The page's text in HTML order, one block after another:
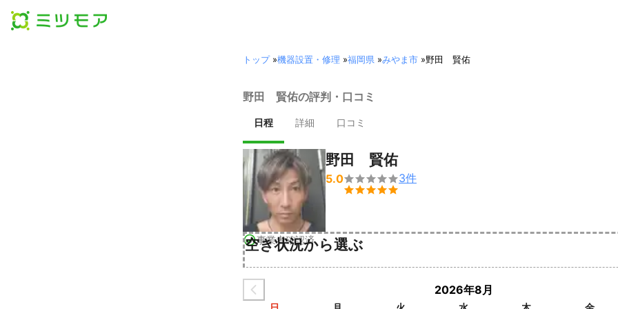
トップ»機器設置・修理 »福岡県 »みやま市 »野田 賢佑
野田 賢佑の評判・口コミ
日程 詳細 口コミ
事業者確認済
野田 賢佑
5.0

3件
空き状況から選ぶ
2026年8月